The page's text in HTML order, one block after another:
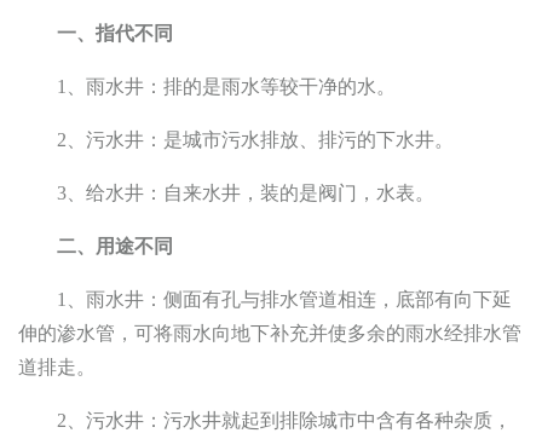
一、指代不同
1、雨水井：排的是雨水等较干净的水。
2、污水井：是城市污水排放、排污的下水井。
3、给水井：自来水井，装的是阀门，水表。
二、用途不同
1、雨水井：侧面有孔与排水管道相连，底部有向下延
伸的渗水管，可将雨水向地下补充并使多余的雨水经排水管
道排走。
2、污水井：污水井就起到排除城市中含有各种杂质，